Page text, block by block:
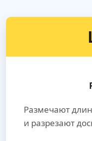
Размечают
и разрезают